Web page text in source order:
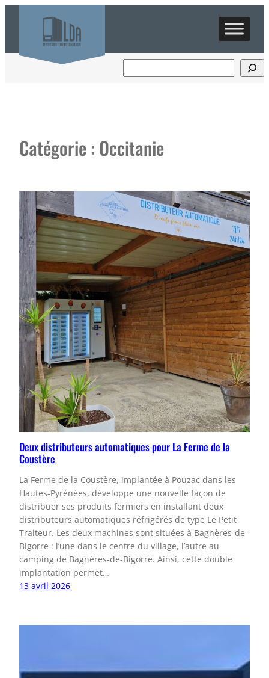
Catégorie : Occitanie
Deux distributeurs automatiques pour La Ferme de la
Coustère
La Ferme de la Coustère, implantée à Pouzac dans les
Hautes‑Pyrénées, développe une nouvelle façon de
distribuer ses produits fermiers en installant deux
distributeurs automatiques réfrigérés de type Le Petit
Traiteur. Les deux machines sont situées à Bagnères-de-
Bigorre : l’une dans le centre du village, l’autre au
camping de Bagnères-de-Bigorre. Ainsi, cette double
implantation permet…
13 avril 2026